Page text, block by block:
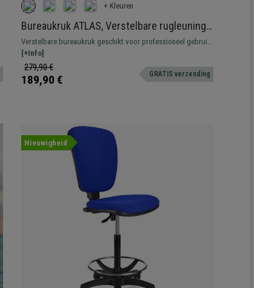
+ Kleuren
Bureaukruk ATLAS, Verstelbare rugleuning,
Dikke Vulling, in Zwarte Stof
Verstelbare bureaukruk geschikt voor professioneel gebruik.
Robuust, resistent en comfortabel.
[+Info]
279,90 €
189,90 € GRATIS verzending
Nieuwigheid